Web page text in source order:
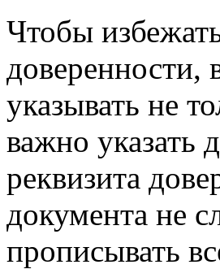
Чтобы
доверенности,
указывать не
важно указать
реквизита
документа не
прописывать